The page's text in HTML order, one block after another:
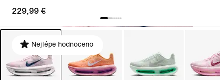
229,99 €
Nejlépe hodnoceno